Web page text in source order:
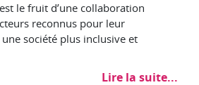
le fruit d’une collaboration
reconnus pour leur
société plus inclusive et
Lire la suite...